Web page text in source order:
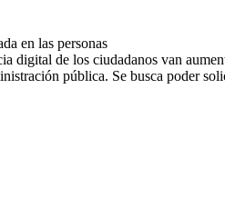
en las personas
digital de los ciudadanos van
pública. Se busca poder